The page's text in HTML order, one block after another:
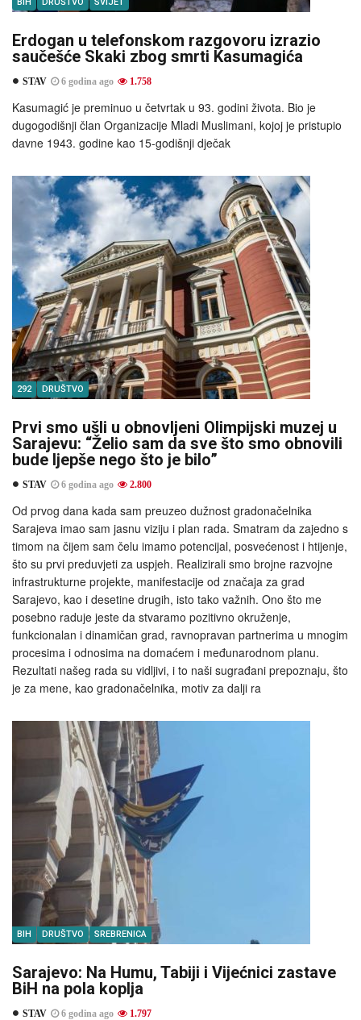
Erdogan u telefonskom razgovoru izrazio
saučešće Skaki zbog smrti Kasumagića
STAV 6 godina ago 1.758
Kasumagić je preminuo u četvrtak u 93. godini života. Bio je
dugogodišnji član Organizacije Mladi Muslimani, kojoj je pristupio
davne 1943. godine kao 15-godišnji dječak
292 DRUŠTVO
Prvi smo ušli u obnovljeni Olimpijski muzej u
Sarajevu: “Želio sam da sve što smo obnovili
bude ljepše nego što je bilo”
STAV 6 godina ago 2.800
Od prvog dana kada sam preuzeo dužnost gradonačelnika
Sarajeva imao sam jasnu viziju i plan rada. Smatram da zajedno s
timom na čijem sam čelu imamo potencijal, posvećenost i htijenje,
što su prvi preduvjeti za uspjeh. Realizirali smo brojne razvojne
infrastrukturne projekte, manifestacije od značaja za grad
Sarajevo, kao i desetine drugih, isto tako važnih. Ono što me
posebno raduje jeste da stvaramo pozitivno okruženje,
funkcionalan i dinamičan grad, ravnopravan partnerima u mnogim
procesima i odnosima na domaćem i međunarodnom planu.
Rezultati našeg rada su vidljivi, i to naši sugrađani prepoznaju, što
je za mene, kao gradonačelnika, motiv za dalji ra
BIH DRUŠTVO SREBRENICA
Sarajevo: Na Humu, Tabiji i Vijećnici zastave
BiH na pola koplja
STAV 6 godina ago 1.797